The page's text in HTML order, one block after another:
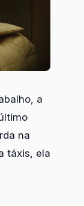
a
na
táxis, ela